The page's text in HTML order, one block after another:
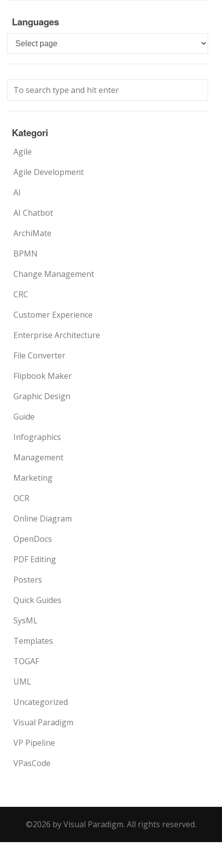
Languages
Languages
Kategori
Agile
Agile Development
AI
AI Chatbot
ArchiMate
BPMN
Change Management
CRC
Customer Experience
Enterprise Architecture
File Converter
Flipbook Maker
Graphic Design
Guide
Infographics
Management
Marketing
OCR
Online Diagram
OpenDocs
PDF Editing
Posters
Quick Guides
SysML
Templates
TOGAF
UML
Uncategorized
Visual Paradigm
VP Pipeline
VPasCode
©2026 by Visual Paradigm. All rights reserved.